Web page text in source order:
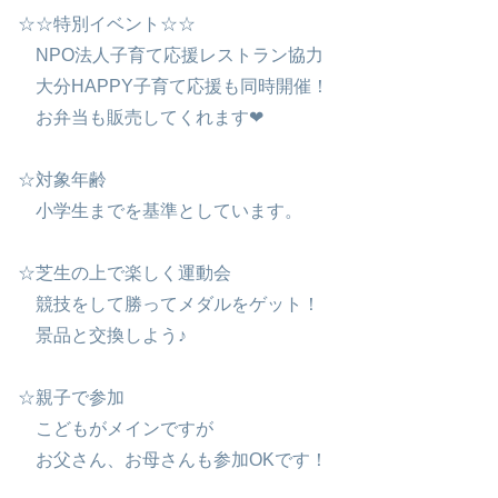
☆☆特別イベント☆☆
NPO法人子育て応援レストラン協力
大分HAPPY子育て応援も同時開催！
お弁当も販売してくれます❤
☆対象年齢
小学生までを基準としています。
☆芝生の上で楽しく運動会
競技をして勝ってメダルをゲット！
景品と交換しよう♪
☆親子で参加
こどもがメインですが
お父さん、お母さんも参加OKです！